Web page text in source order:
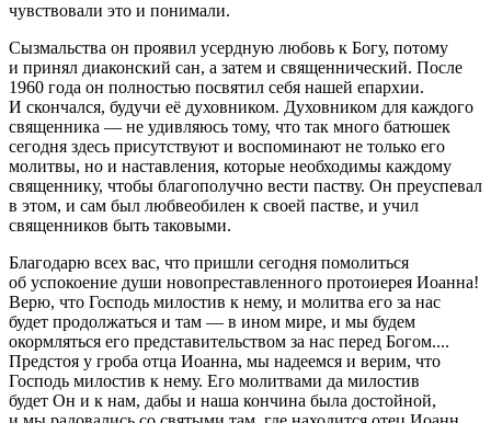
чувствовали это и понимали.
Сызмальства он проявил усердную любовь к Богу, потому
и принял диаконский сан, а затем и священнический. После
1960 года он полностью посвятил себя нашей епархии.
И скончался, будучи её духовником. Духовником для каждого
священника — не удивляюсь тому, что так много батюшек
сегодня здесь присутствуют и воспоминают не только его
молитвы, но и наставления, которые необходимы каждому
священнику, чтобы благополучно вести паству. Он преуспевал
в этом, и сам был любвеобилен к своей пастве, и учил
священников быть таковыми.
Благодарю всех вас, что пришли сегодня помолиться
об успокоение души новопреставленного протоиерея Иоанна!
Верю, что Господь милостив к нему, и молитва его за нас
будет продолжаться и там — в ином мире, и мы будем
окормляться его представительством за нас перед Богом....
Предстоя у гроба отца Иоанна, мы надеемся и верим, что
Господь милостив к нему. Его молитвами да милостив
будет Он и к нам, дабы и наша кончина была достойной,